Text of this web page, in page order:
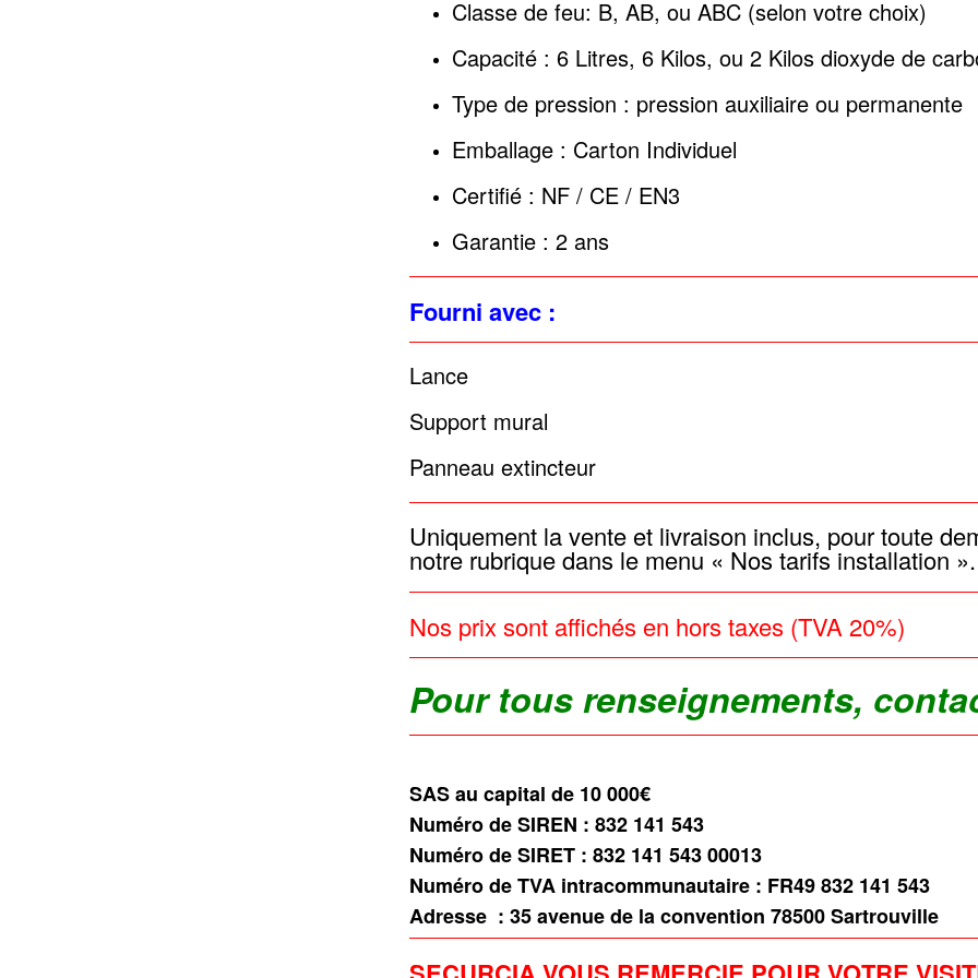
Classe de feu: B, AB, ou ABC (selon votre choix)
Capacité : 6 Litres, 6 Kilos, ou 2 Kilos dioxyde de
Type de pression : pression auxiliaire ou permanente
Emballage : Carton Individuel
Certifié : NF / CE / EN3
Garantie : 2 ans
Fourni avec :
Lance
Support mural
Panneau extincteur
Uniquement la vente et livraison inclus, pour toute
notre rubrique dans le menu « Nos tarifs installation ».
Nos prix sont affichés en hors taxes (TVA 20%)
Pour tous renseignements,
SAS au capital de 10 000€
Numéro de SIREN : 832 141 543
Numéro de SIRET : 832 141 543 00013
Numéro de TVA intracommunautaire : FR49 832 141 543
Adresse : 35 avenue de la convention 78500 Sartrouville